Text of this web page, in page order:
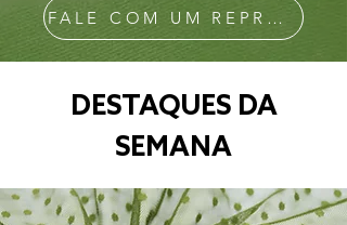
FALE COM UM REPRESENTANTE!
DESTAQUES DA
SEMANA